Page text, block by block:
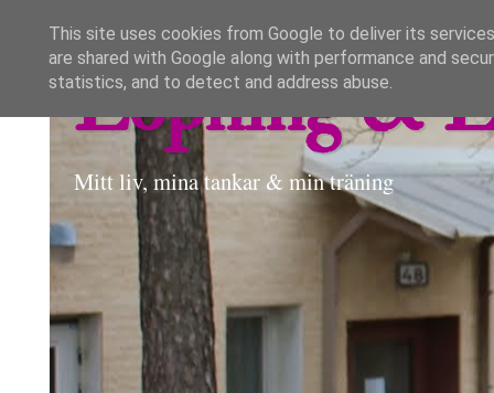
Löpning &
Mitt liv, mina tankar & min träning
This site uses cookies from Google to deliver its
are shared with Google along with performance and
statistics, and to detect and address abuse.